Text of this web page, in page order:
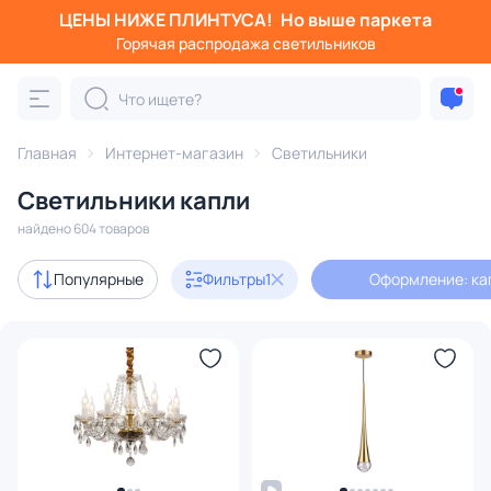
ЦЕНЫ НИЖЕ ПЛИНТУСА! Но выше паркета
Горячая распродажа светильников
Главная Интернет-магазин Светильники
Светильники капли
найдено 604 товаров
Популярные Фильтры1 Оформление:
Фильтры
Категория:
Люстры Подвесные светильники
Акции 92
434
Доставка